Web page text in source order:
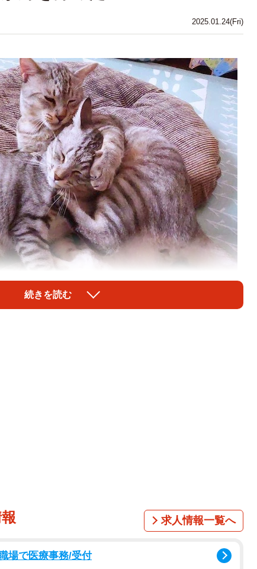
2025.01.24(Fri)
のは2019年の冬でした。
のが日課に。いつも一緒にいるそっくりの猫を「おにい
ます。
続きを読む
求人情報一覧へ
場で医療事務/受付